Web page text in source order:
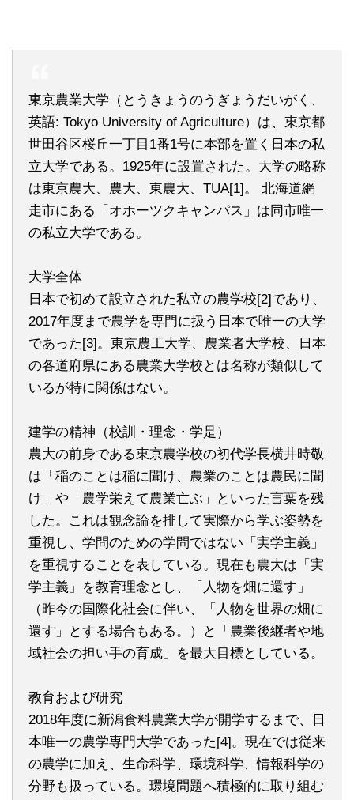
東京農業大学（とうきょうのうぎょうだいがく、
英語: Tokyo University of Agriculture）は、東京都
世田谷区桜丘一丁目1番1号に本部を置く日本の私
立大学である。1925年に設置された。大学の略称
は東京農大、農大、東農大、TUA[1]。 北海道網
走市にある「オホーツクキャンパス」は同市唯一
の私立大学である。
大学全体
日本で初めて設立された私立の農学校[2]であり、
2017年度まで農学を専門に扱う日本で唯一の大学
であった[3]。東京農工大学、農業者大学校、日本
の各道府県にある農業大学校とは名称が類似して
いるが特に関係はない。
建学の精神（校訓・理念・学是）
農大の前身である東京農学校の初代学長横井時敬
は「稲のことは稲に聞け、農業のことは農民に聞
け」や「農学栄えて農業亡ぶ」といった言葉を残
した。これは観念論を排して実際から学ぶ姿勢を
重視し、学問のための学問ではない「実学主義」
を重視することを表している。現在も農大は「実
学主義」を教育理念とし、「人物を畑に還す」
（昨今の国際化社会に伴い、「人物を世界の畑に
還す」とする場合もある。）と「農業後継者や地
域社会の担い手の育成」を最大目標としている。
教育および研究
2018年度に新潟食料農業大学が開学するまで、日
本唯一の農学専門大学であった[4]。現在では従来
の農学に加え、生命科学、環境科学、情報科学の
分野も扱っている。環境問題へ積極的に取り組む